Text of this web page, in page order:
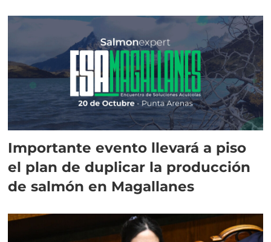
Importante evento llevará a piso
el plan de duplicar la producción
de salmón en Magallanes